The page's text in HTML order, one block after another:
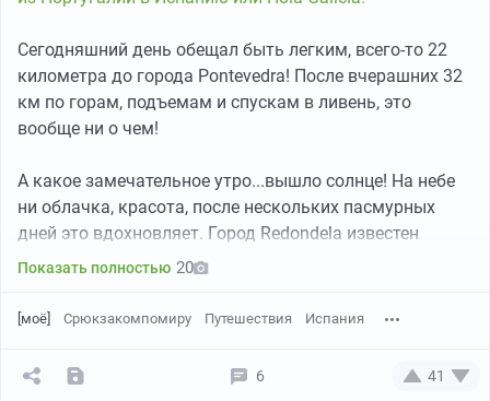
пешеходная тропа вдоль океана. Идти приятно! Они
еще и с подсветкой.
посуду. Неверное решение - не пригодилась
дорогу. Итоговый вес рюкзака оказался 6 килограмм.
Продолжение следует...
Прошел мимо красивого и мощного кладбища.
Сегодняшний день обещал быть легким, всего-то 22
километра до города Pontevedra! После вчерашних 32
км по горам, подъемам и спускам в ливень, это
вообще ни о чем!
А какое замечательное утро...вышло солнце! На небе
ни облачка, красота, после нескольких пасмурных
дней это вдохновляет. Город Redondela известен
своим старым акведуком, проходящим над городом, к
вышло.
Показать полностью 20
[моё] Срюкзакомпомиру Путешествия Испания
6 41